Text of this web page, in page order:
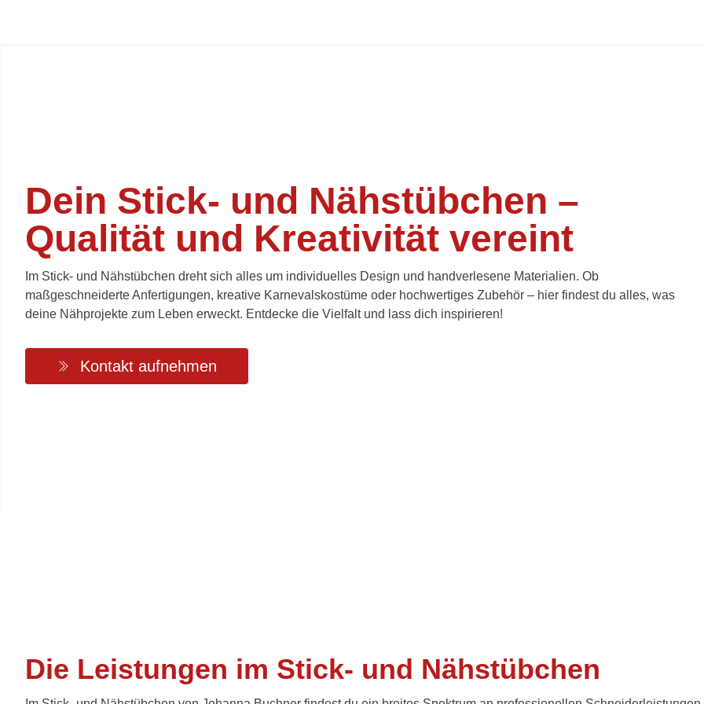
Dein Stick- und Nähstübchen –
Qualität und Kreativität vereint
Im Stick- und Nähstübchen dreht sich alles um individuelles Design und handverlesene Materialien. Ob
maßgeschneiderte Anfertigungen, kreative Karnevalskostüme oder hochwertiges Zubehör – hier findest du alles, was
deine Nähprojekte zum Leben erweckt. Entdecke die Vielfalt und lass dich inspirieren!
Kontakt aufnehmen
Die Leistungen im Stick- und Nähstübchen